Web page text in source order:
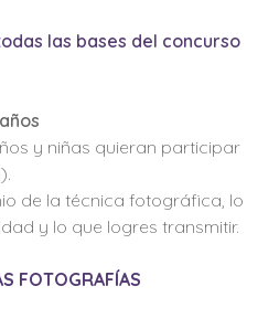
las bases del concurso
y niñas quieran participar
de la técnica fotográfica, lo
y lo que logres transmitir.
FOTOGRAFÍAS